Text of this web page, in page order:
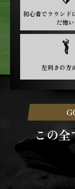
初心者でラウンド
だ怖い
左利きの方
この全